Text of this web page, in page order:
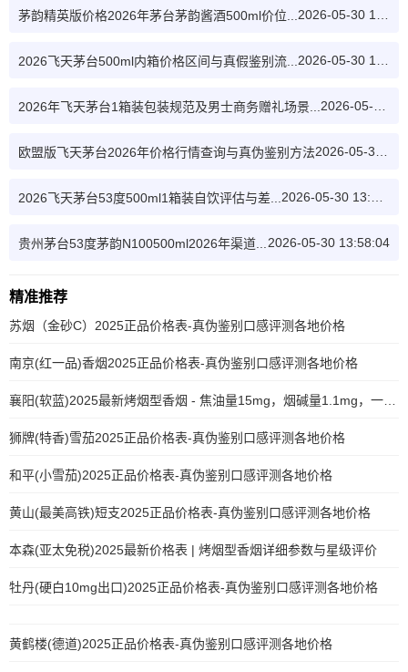
茅韵精英版价格2026年茅台茅韵酱酒500ml价位...
2026飞天茅台500ml内箱价格区间与真假鉴别流...
2026年飞天茅台1箱装包装规范及男士商务赠礼场景...
欧盟版飞天茅台2026年价格行情查询与真伪鉴别方法
2026飞天茅台53度500ml1箱装自饮评估与差...
贵州茅台53度茅韵N100500ml2026年渠道... 2026-05-30 13:58:04
精准推荐
苏烟（金砂C）2025正品价格表-真伪鉴别口感评测各地价格
南京(红一品)香烟2025正品价格表-真伪鉴别口感评测各地价格
狮牌(特香)雪茄2025正品价格表-真伪鉴别口感评测各地价格
和平(小雪茄)2025正品价格表-真伪鉴别口感评测各地价格
黄山(最美高铁)短支2025正品价格表-真伪鉴别口感评测各地价格
本森(亚太免税)2025最新价格表 | 烤烟型香烟详细参数与星级评价
牡丹(硬白10mg出口)2025正品价格表-真伪鉴别口感评测各地价格
黄鹤楼(德道)2025正品价格表-真伪鉴别口感评测各地价格